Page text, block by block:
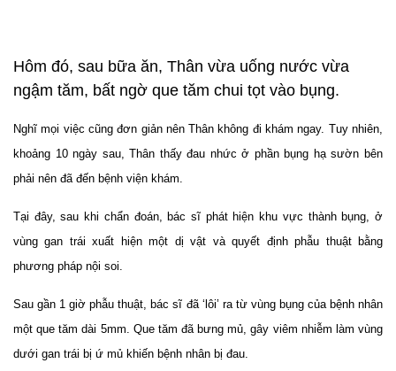
Hôm đó, sau bữa ăn, Thân vừa uống nước vừa
ngậm tăm, bất ngờ que tăm chui tọt vào bụng.
Nghĩ mọi việc cũng đơn giản nên Thân không đi khám ngay. Tuy nhiên,
khoảng 10 ngày sau, Thân thấy đau nhức ở phần bụng hạ sườn bên
phải nên đã đến bệnh viện khám.
Tại đây, sau khi chẩn đoán, bác sĩ phát hiện khu vực thành bụng, ở
vùng gan trái xuất hiện một dị vật và quyết định phẫu thuật bằng
phương pháp nội soi.
Sau gần 1 giờ phẫu thuật, bác sĩ đã ‘lôi’ ra từ vùng bụng của bệnh nhân
một que tăm dài 5mm. Que tăm đã bưng mủ, gây viêm nhiễm làm vùng
dưới gan trái bị ứ mủ khiến bệnh nhân bị đau.